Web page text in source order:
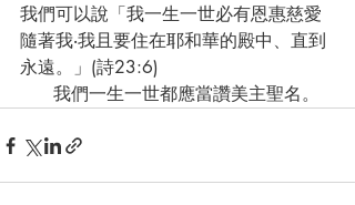
我們可以說「我一生一世必有恩惠慈愛
隨著我‧我且要住在耶和華的殿中、直到
永遠。」(詩23:6)
      我們一生一世都應當讚美主聖名。